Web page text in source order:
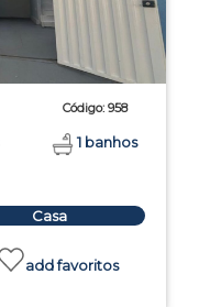
Código: 958
1 banhos
Casa
add favoritos